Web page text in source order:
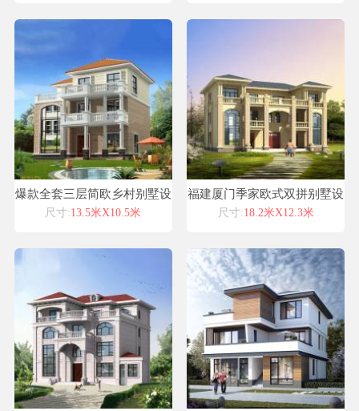
爆款全套三层简欧乡村别墅设
计效果图纸！
尺寸:13.5米X10.5米
福建厦门季家欧式双拼别墅设
计喜天下别墅设计图纸
尺寸:18.2米X12.3米